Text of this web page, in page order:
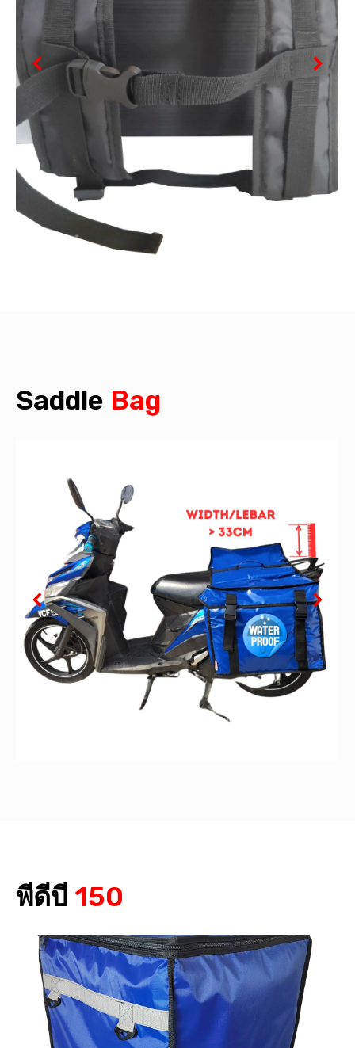
Saddle Bag
พีดีบี 150